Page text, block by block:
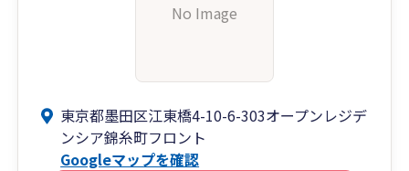
No Image
東京都墨田区江東橋4-10-6-303オープンレジデ
ンシア錦糸町フロント
Googleマップを確認